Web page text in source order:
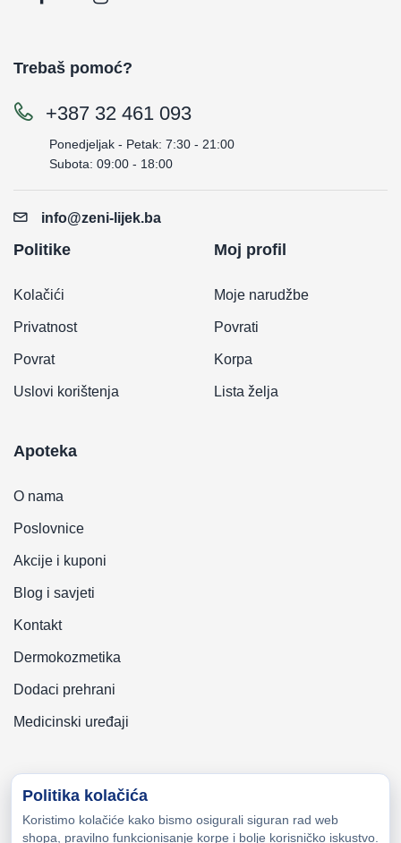
Trebaš pomoć?
+387 32 461 093
Ponedjeljak - Petak: 7:30 - 21:00
Subota: 09:00 - 18:00
info@zeni-lijek.ba
Politike
Kolačići
Privatnost
Povrat
Uslovi korištenja
Moj profil
Moje narudžbe
Povrati
Korpa
Lista želja
Apoteka
O nama
Poslovnice
Akcije i kuponi
Blog i savjeti
Kontakt
Dermokozmetika
Dodaci prehrani
Medicinski uređaji
Copyright © 2026 Zeni-Lijek Apoteka. Sva prava zadržana
Politika kolačića
Koristimo kolačiće kako bismo osigurali siguran rad web
shopa, pravilno funkcionisanje korpe i bolje korisničko iskustvo.